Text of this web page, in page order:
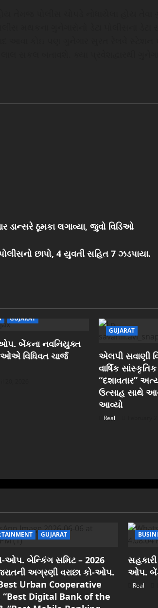
ડાન્સરે ઠૂમકા લગાવ્યા, જુવો વિડિઓ
છાપો, 4 યુવતી સહિત 7 ઝડપાયા.
GUJARAT
ઓપ. બેંકના નવનિયુક્ત
વિધિવત ચાર્જ
GUJARAT
એલપી સવાણી
વાર્ષિક
“દશાવતાર”
ઉત્સાહ સાથે
આવ્યો
Real
GUJARAT
ઓપ. બેન્કિંગ સમિટ – 2026
અગ્રણી વરાછા કો-ઓપ.
Urban Cooperative
“Best Digital Bank of the
ઓપ.
Real